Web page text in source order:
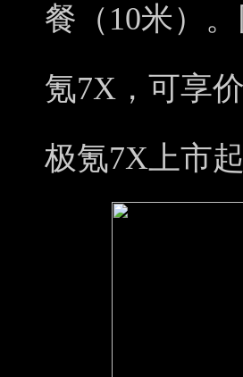
餐（10米）
氪7X，可享
极氪7X上市